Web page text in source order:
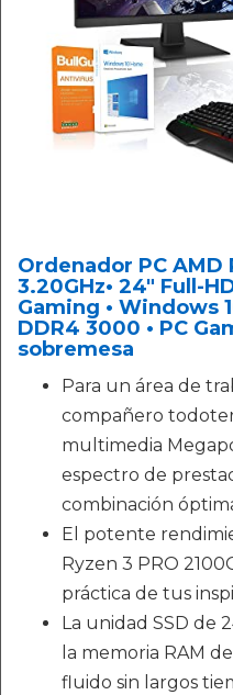
Ordenador PC AMD
3.20GHz• 24" Full-
Gaming • Windows
DDR4 3000 • PC
sobremesa
Para un área de
compañero
multimedia
espectro de
combinación
El potente
Ryzen 3 PRO
práctica de tus
La unidad SSD de
la memoria RAM
fluido sin largos